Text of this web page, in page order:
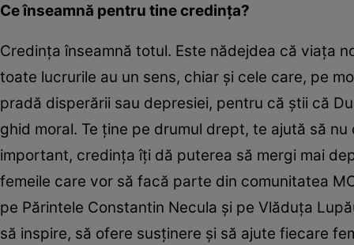
Ce înseamnă pentru tine credința?
Credința înseamnă totul. Este nădejdea că viața
toate lucrurile au un sens, chiar și cele care, pe
pradă disperării sau depresiei, pentru că știi că
ghid moral. Te ține pe drumul drept, te ajută să
important, credința îți dă puterea să mergi mai
femeile care vor să facă parte din comunitatea
pe Părintele Constantin Necula și pe Vlăduța
să inspire, să ofere susținere și să ajute fiecare